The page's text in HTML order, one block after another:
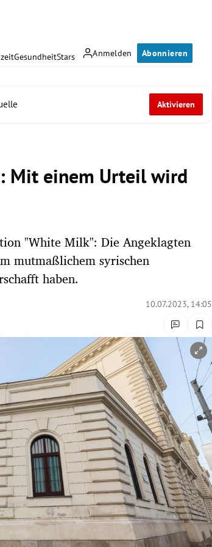
Anmelden Abonnieren
GesundheitStars
Aktivieren
Mit einem Urteil wird
"White Milk": Die Angeklagten
mutmaßlichem syrischen
haben.
10.07.2023, 14:05